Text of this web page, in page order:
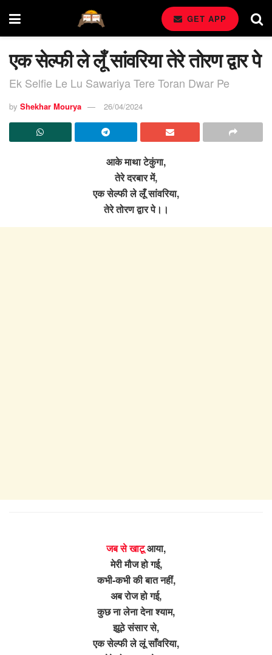
GET APP
एक सेल्फी ले लूँ सांवरिया तेरे तोरण द्वार पे
Ek Selfie Le Lu Sawariya Tere Toran Dwar Pe
by Shekhar Mourya 26/04/2024
आके माथा टेकुंगा,
तेरे दरबार में,
एक सेल्फी ले लूँ सांवरिया,
तेरे तोरण द्वार पे।।
जब से खाटूआया,
मेरी मौज हो गई,
कभी-कभी की बात नहीं,
अब रोज हो गई,
कुछ ना लेना देना श्याम,
झूठे संसार से,
एक सेल्फी ले लूं साँवरिया,